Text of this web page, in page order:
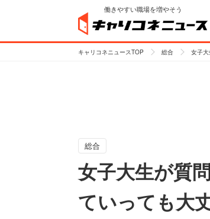
働きやすい職場を増やそう
キャリコネニュースTOP 総合 女子
総合
女子大生が質
ていっても大